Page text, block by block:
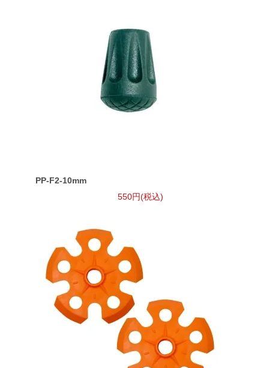
PP-F2-10mm
550円(税込)